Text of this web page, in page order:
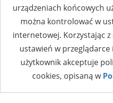
urządzeniach końcowych
można kontrolować w
internetowej. Korzystając
ustawień w
użytkownik akceptuje
cookies, opisaną w